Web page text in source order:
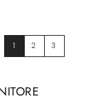
1 2 3